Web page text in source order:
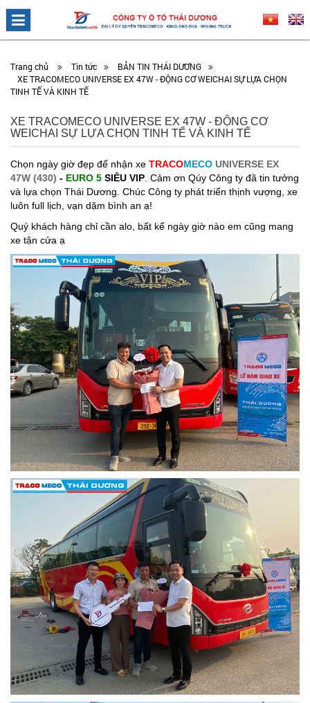
Trang chủ Tin tức
BẢN TIN THÁI DƯƠNG
XE TRACOMECO UNIVERSE EX 47W - ĐỘNG CƠ WEICHAI SỰ LỰA CHỌN
TINH TẾ VÀ KINH TẾ
XE TRACOMECO UNIVERSE EX 47W - ĐỘNG CƠ
WEICHAI SỰ LỰA CHỌN TINH TẾ VÀ KINH TẾ
Chọn ngày giờ đẹp để nhận xe TRACOMECO UNIVERSE EX
47W (430) - EURO 5 SIÊU VIP . Cảm ơn Qúy Công ty đã tin tưởng
và lựa chọn Thái Dương. Chúc Công ty phát triển thịnh vượng, xe
luôn full lịch, vạn dặm bình an ạ!
Quý khách hàng chỉ cần alo, bất kể ngày giờ nào em cũng mang
xe tận cửa ạ